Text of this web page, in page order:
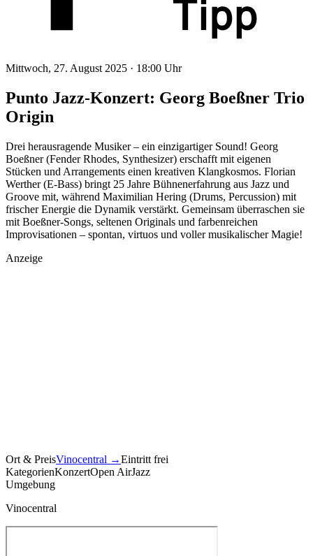
Mittwoch, 27. August 2025 · 18:00 Uhr
Punto Jazz-Konzert: Georg Boeßner Trio
Origin
Drei herausragende Musiker – ein einzigartiger Sound! Georg
Boeßner (Fender Rhodes, Synthesizer) erschafft mit eigenen
Stücken und Arrangements einen kreativen Klangkosmos. Florian
Werther (E-Bass) bringt 25 Jahre Bühnenerfahrung aus Jazz und
Groove mit, während Maximilian Hering (Drums, Percussion) mit
frischer Energie die Dynamik verstärkt. Gemeinsam überraschen sie
mit Boeßner-Songs, seltenen Originals und farbenreichen
Improvisationen – spontan, virtuos und voller musikalischer Magie!
Anzeige
Ort & PreisVinocentral →Eintritt frei
KategorienKonzertOpen AirJazz
Umgebung
Vinocentral